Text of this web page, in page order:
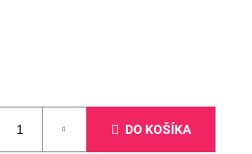
DO KOŠÍKA